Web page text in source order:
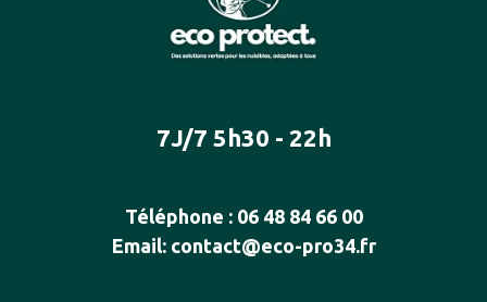
7J/7 5h30 - 22h
Téléphone : 06 48 84 66 00
Email: contact@eco-pro34.fr